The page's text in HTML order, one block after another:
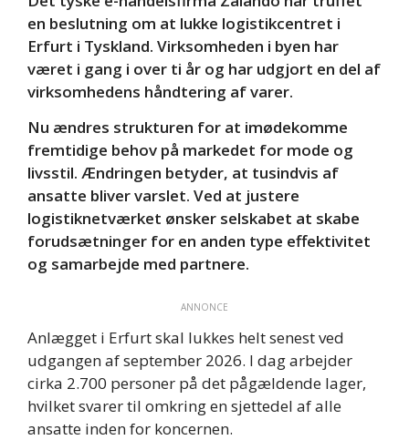
en beslutning om at lukke logistikcentret i
Erfurt i Tyskland. Virksomheden i byen har
været i gang i over ti år og har udgjort en del af
virksomhedens håndtering af varer.
Nu ændres strukturen for at imødekomme
fremtidige behov på markedet for mode og
livsstil. Ændringen betyder, at tusindvis af
ansatte bliver varslet. Ved at justere
logistiknetværket ønsker selskabet at skabe
forudsætninger for en anden type effektivitet
og samarbejde med partnere.
ANNONCE
Anlægget i Erfurt skal lukkes helt senest ved
udgangen af september 2026. I dag arbejder
cirka 2.700 personer på det pågældende lager,
hvilket svarer til omkring en sjettedel af alle
ansatte inden for koncernen.